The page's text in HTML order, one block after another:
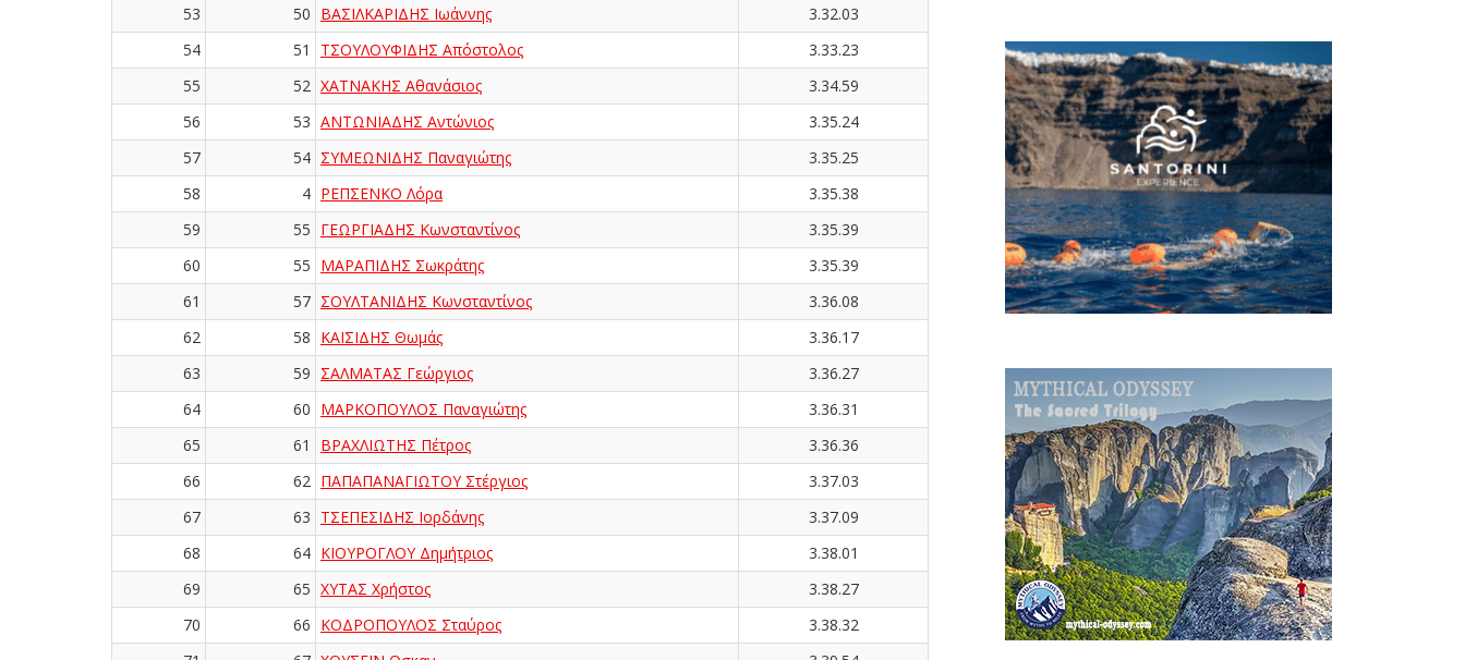
53
50 ΒΑΣΙΛΚΑΡΙΔΗΣ Ιωάννης
3.32.03
54
51 ΤΣΟΥΛΟΥΦΙΔΗΣ Απόστολος
3.33.23
55
52 ΧΑΤΝΑΚΗΣ Αθανάσιος
3.34.59
56
53 ΑΝΤΩΝΙΑΔΗΣ Αντώνιος
3.35.24
57
54 ΣΥΜΕΩΝΙΔΗΣ Παναγιώτης
3.35.25
58
4 ΡΕΠΣΕΝΚΟ Λόρα
3.35.38
59
55 ΓΕΩΡΓΙΑΔΗΣ Κωνσταντίνος
3.35.39
60
55 ΜΑΡΑΠΙΔΗΣ Σωκράτης
3.35.39
61
57 ΣΟΥΛΤΑΝΙΔΗΣ Κωνσταντίνος
3.36.08
62
58 ΚΑΪΣΙΔΗΣ Θωμάς
3.36.17
63
59 ΣΑΛΜΑΤΑΣ Γεώργιος
3.36.27
64
60 ΜΑΡΚΟΠΟΥΛΟΣ Παναγιώτης
3.36.31
65
61 ΒΡΑΧΛΙΩΤΗΣ Πέτρος
3.36.36
66
62 ΠΑΠΑΠΑΝΑΓΙΩΤΟΥ Στέργιος
3.37.03
67
63 ΤΣΕΠΕΣΙΔΗΣ Ιορδάνης
3.37.09
68
64 ΚΙΟΥΡΟΓΛΟΥ Δημήτριος
3.38.01
69
65 ΧΥΤΑΣ Χρήστος
3.38.27
70
66 ΚΟΔΡΟΠΟΥΛΟΣ Σταύρος
3.38.32